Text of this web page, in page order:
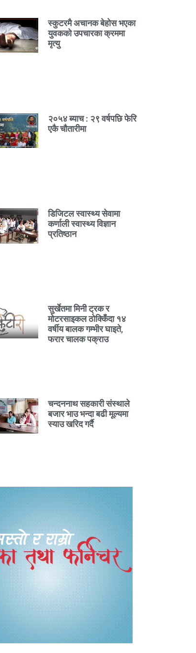
स्कुटरमै अचानक बेहोस भएका
युवकको उपचारका क्रममा
मृत्यु
२०५४ ब्याच : २९ वर्षपछि फेरि
एकै चौतारीमा
डिजिटल स्वास्थ्य सेवामा
कर्णाली स्वास्थ्य विज्ञान
प्रतिष्ठान
सुर्खेतमा मिनी ट्रक र
मोटरसाइकल ठोक्किँदा १४
वर्षीय बालक गम्भीर घाइते,
फरार चालक पक्राउ
चन्दननाथ सहकारी संस्थाले
बजार भाउ भन्दा बढी मूल्यमा
स्याउ खरिद गर्दै